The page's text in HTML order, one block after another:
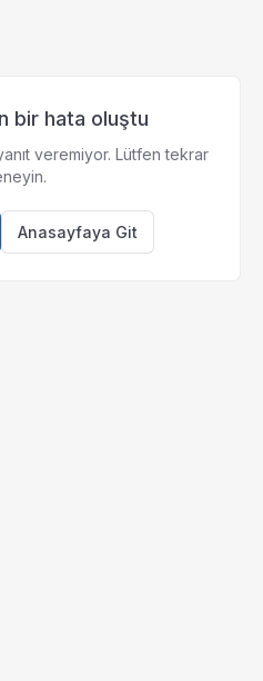
bir hata oluştu
veremiyor. Lütfen tekrar
Anasayfaya Git